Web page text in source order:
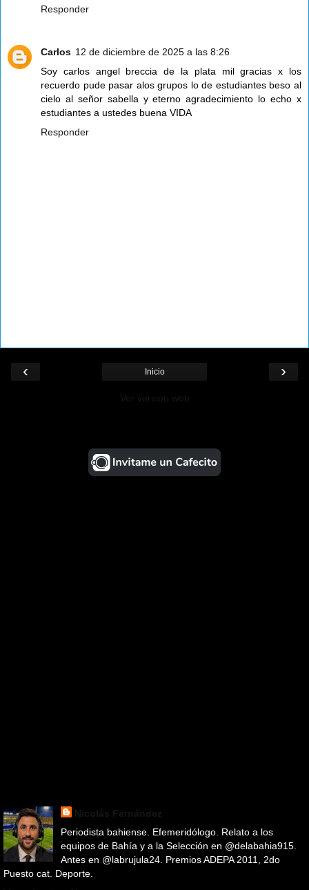
Responder
Carlos 12 de diciembre de 2025 a las 8:26
Soy carlos angel breccia de la plata mil gracias x los
recuerdo pude pasar alos grupos lo de estudiantes beso al
cielo al señor sabella y eterno agradecimiento lo echo x
estudiantes a ustedes buena VIDA
Responder
‹ ›
Inicio
Periodista bahiense. Efemeridólogo. Relato a los
equipos de Bahía y a la Selección en @delabahia915.
Antes en @labrujula24. Premios ADEPA 2011, 2do
Puesto cat. Deporte.